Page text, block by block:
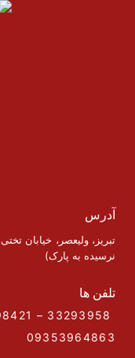
آدرس
نرسیده به پارک)
تلفن ها
09353964863